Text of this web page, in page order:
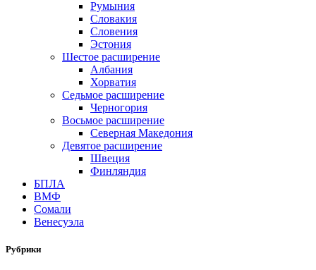
Румыния
Словакия
Словения
Эстония
Шестое расширение
Албания
Хорватия
Седьмое расширение
Черногория
Восьмое расширение
Северная Македония
Девятое расширение
Швеция
Финляндия
БПЛА
ВМФ
Сомали
Венесуэла
Рубрики